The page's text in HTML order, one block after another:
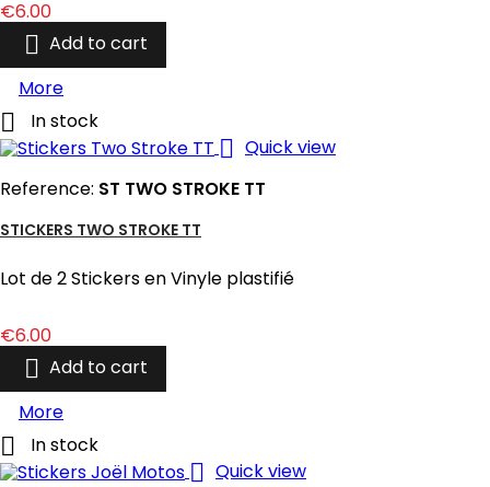
Price
€6.00
 Add to cart
More
 In stock
 Quick view
Reference: ST TWO STROKE TT
STICKERS TWO STROKE TT
Lot de 2 Stickers en Vinyle plastifié
Price
€6.00
 Add to cart
More
 In stock
 Quick view